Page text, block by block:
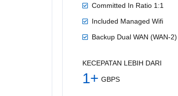
Committed In Ratio 1:1
Included Managed Wifi
Backup Dual WAN (WAN-2)
KECEPATAN LEBIH DARI
1+ GBPS